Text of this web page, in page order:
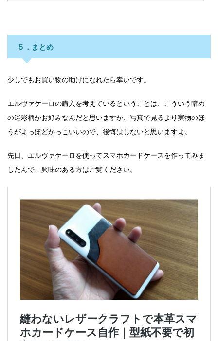
５．まとめ
少しでもお買い物の助けになれたら幸いです。
エルヴァケーロの購入を考えているということは、こういう暗め
の迷彩柄がお好みなんだと思いますが、写真で見るより実物のほ
うがよっぽどかっこいいので、後悔はしないと思いますよ。
先日、エルヴァケーロを使ってスマホカードケースを作ってみま
したんで、興味のある方はご覧ください。